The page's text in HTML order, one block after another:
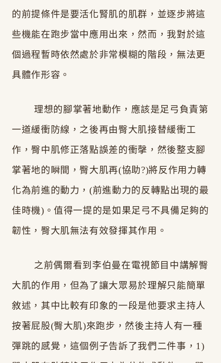
的前提條件是要活化腎肌的肌群，並逐步將這
些機能在跑步當中應用出來，然而，我對於這
個過程暫時依然處於非常模糊的階段，無法更
具體作形容。
理想的腳掌著地動作，應該是足弓負責第
一道緩衝防線，之後再由臀大肌接替緩衝工
作，臀中肌修正落點誤差的衝撀，然後整支腳
掌著地的瞬間，臀大肌再(協助?)將反作用力轉
化為前進的動力，(前進動力的反轉點出現的最
佳時機)。值得一提的是如果足弓不具備足夠的
韌性，臀大肌無法有效發揮其作用。
之前偶爾看到李伯曼在電視節目中講解臀
大肌的作用，但為了讓大眾易於理解只能簡單
敘述，其中比較有印象的一段是他要求主持人
按著屁股(臀大肌)來跑步，然後主持人有一種
彈跳的感覺，這個例子告訴了我們二件事，1)